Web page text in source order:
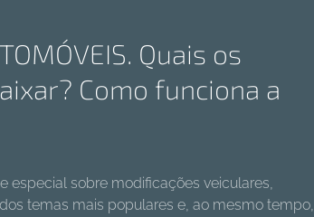
Quais os
Como funciona a
especial sobre modificações veiculares,
temas mais populares e, ao mesmo tempo,